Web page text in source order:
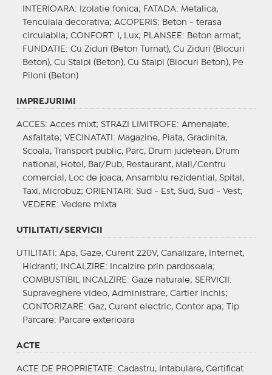
INTERIOARA: Izolatie fonica; FATADA: Metalica,
Tencuiala decorativa; ACOPERIS: Beton - terasa
circulabila; CONFORT : I, Lux; PLANSEE : Beton armat;
FUNDATIE : Cu Ziduri (Beton Turnat), Cu Ziduri (Blocuri
Beton), Cu Stalpi (Beton), Cu Stalpi (Blocuri Beton), Pe
Piloni (Beton)
IMPREJURIMI
ACCES: Acces mixt; STRAZI LIMITROFE : Amenajate,
Asfaltate; VECINATATI : Magazine, Piata, Gradinita,
Scoala, Transport public, Parc, Drum judetean, Drum
national, Hotel, Bar/Pub, Restaurant, Mall/Centru
comercial, Loc de joaca, Ansamblu rezidential, Spital,
Taxi, Microbuz; ORIENTARI : Sud - Est, Sud, Sud - Vest;
VEDERE : Vedere mixta
UTILITATI/SERVICII
UTILITATI : Apa, Gaze, Curent 220V, Canalizare, Internet,
Hidranti;
INCALZIRE : Incalzire prin pardoseala;
COMBUSTIBIL INCALZIRE : Gaze naturale; SERVICII :
Supraveghere video, Administrare, Cartier Inchis;
CONTORIZARE : Gaz, Curent electric, Contor apa;
Tip
Parcare: Parcare exterioara
ACTE
ACTE DE PROPRIETATE : Cadastru, Intabulare, Certificat